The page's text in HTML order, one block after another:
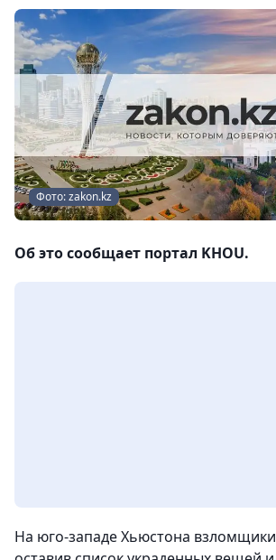
Фото: zakon.kz
Об это сообщает портал KHOU.
На юго-западе Хьюстона